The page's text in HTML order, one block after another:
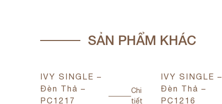
SẢN PHẨM KHÁC
IVY SINGLE –
Đèn Thả –
PC1217
Chi
tiết
IVY SINGLE –
Đèn Thả –
PC1216